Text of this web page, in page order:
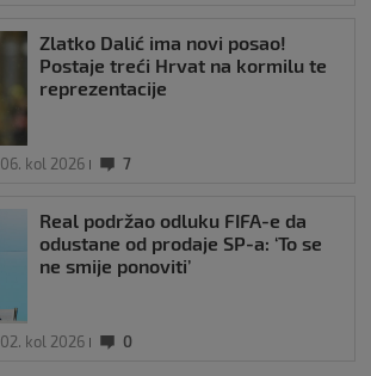
Zlatko Dalić ima novi posao!
Postaje treći Hrvat na kormilu te
reprezentacije
06. kol 2026 7
Real podržao odluku FIFA-e da
odustane od prodaje SP-a: ‘To se
ne smije ponoviti’
02. kol 2026 0